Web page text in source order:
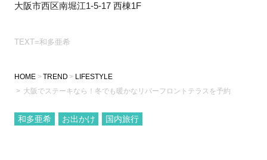
大阪市西区南堀江1-5-17 西棟1F
TEXT=和多亜希
HOME TREND
LIFESTYLE
大阪でステーキなら！冬でも暖かなリバーフロントテラスを予約
和多亜希 お出かけ 国内旅行